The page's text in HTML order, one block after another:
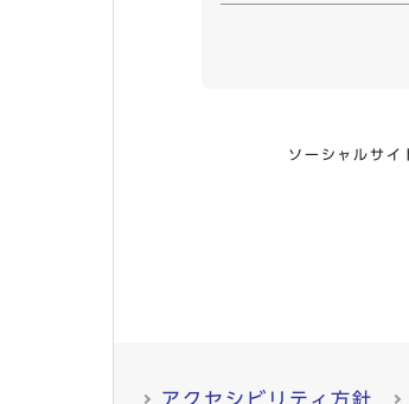
ソーシャルサイ
アクセシビリティ方針